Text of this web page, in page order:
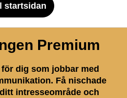
startsidan
Premium
dig som jobbar med
Få nischade
intresseområde och